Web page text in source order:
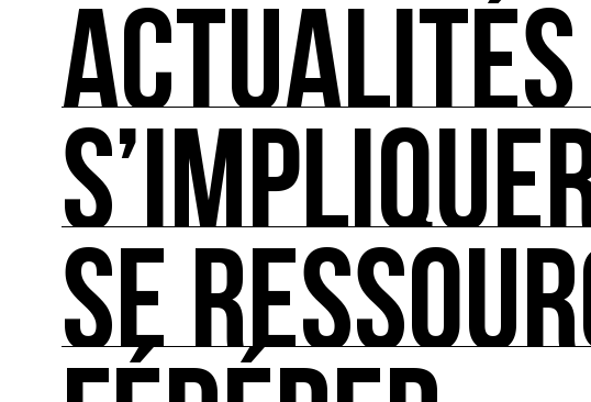
ACTUALITÉS
ACTUALITÉS
L'actualité française et internationale des rendez-vous de
S’IMPLIQUER
Les bonnes pratiques, guides et outils pour réduire ses
SE
SE RESSOURCER